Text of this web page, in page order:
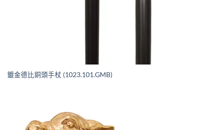
鍍金德比銅頭手杖 (1023.101.GMB)